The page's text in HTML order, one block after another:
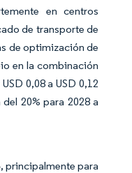
en centros
de transporte de
de optimización de
en la combinación
0,08 a USD 0,12
20% para 2028 a
principalmente para